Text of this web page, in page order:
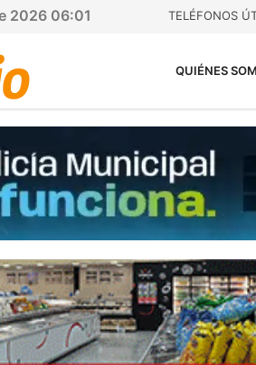
2026 06:01 TELÉFONOS
QUIÉNES